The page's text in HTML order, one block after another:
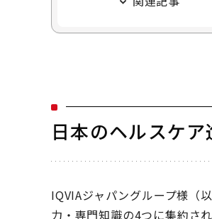
日本のヘルスケ
IQVIAジャパングループ様（
力・専門知識の4つに集約さ